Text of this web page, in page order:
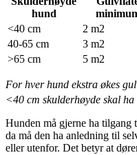
hund
<40 cm
2 m2
40-65 cm
3 m2
>65 cm
5 m2
For hver hund ekstra økes
<40 cm skulderhøyde skal ha
Hunden må gjerne ha tilgang
da må den ha anledning til
eller utenfor. Det betyr at